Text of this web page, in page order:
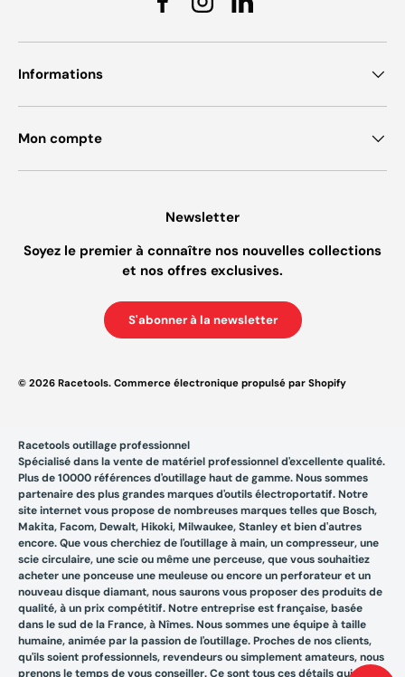
FacebookInstagramLinkedin
Informations
Mon compte
Newsletter
Soyez le premier à connaître nos nouvelles collections
et nos offres exclusives.
S'abonner à la newsletter
© 2026 Racetools. Commerce électronique propulsé par Shopify
Racetools outillage professionnel
Spécialisé dans la vente de matériel professionnel d'excellente qualité.
Plus de 10000 références d'outillage haut de gamme. Nous sommes
partenaire des plus grandes marques d'outils électroportatif. Notre
site internet vous propose de nombreuses marques telles que Bosch,
Makita, Facom, Dewalt, Hikoki, Milwaukee, Stanley et bien d'autres
encore. Que vous cherchiez de l'outillage à main, un compresseur, une
scie circulaire, une scie ou même une perceuse, que vous souhaitiez
acheter une ponceuse une meuleuse ou encore un perforateur et un
nouveau disque diamant, nous saurons vous proposer des produits de
qualité, à un prix compétitif. Notre entreprise est française, basée
dans le sud de la France, à Nîmes. Nous sommes une équipe à taille
humaine, animée par la passion de l'outillage. Proches de nos clients,
qu'ils soient professionnels, revendeurs ou simplement amateurs, nous
prenons le temps de vous conseiller. Ce sont tous ces détails qui font